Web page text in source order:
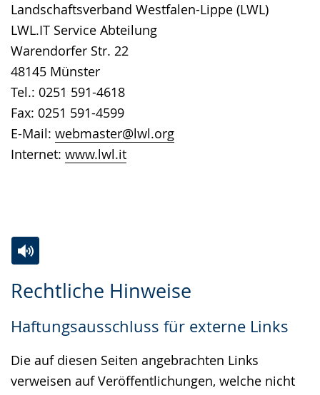
Landschaftsverband Westfalen-Lippe (LWL)
LWL.IT Service Abteilung
Warendorfer Str. 22
48145 Münster
Tel.: 0251 591-4618
Fax: 0251 591-4599
E-Mail: webmaster@lwl.org
Internet: www.lwl.it
Gebärdensprache
wird
angezeigt.
Rechtliche Hinweise
Haftungsausschluss für externe Links
Die auf diesen Seiten angebrachten Links
verweisen auf Veröffentlichungen, welche nicht
Leichten
wechseln.
Audio-
Video
Deutscher
Gebärdensprache
wird